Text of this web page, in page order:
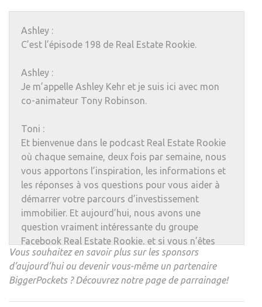
Ashley :
C’est l’épisode 198 de Real Estate Rookie.
Ashley :
Je m’appelle Ashley Kehr et je suis ici avec mon
co-animateur Tony Robinson.
Toni :
Et bienvenue dans le podcast Real Estate Rookie
où chaque semaine, deux fois par semaine, nous
vous apportons l’inspiration, les informations et
les réponses à vos questions pour vous aider à
démarrer votre parcours d’investissement
immobilier. Et aujourd’hui, nous avons une
question vraiment intéressante du groupe
Facebook Real Estate Rookie, et si vous n’êtes
pas dans le groupe Facebook Real Estate Rookie,
assurez-vous de vous inscrire. C’est honnêtement
l’un des groupes Facebook les plus actifs et les
Vous souhaitez en savoir plus sur les sponsors
d’aujourd’hui ou devenir vous-même un partenaire
BiggerPockets ? Découvrez notre page de parrainage!